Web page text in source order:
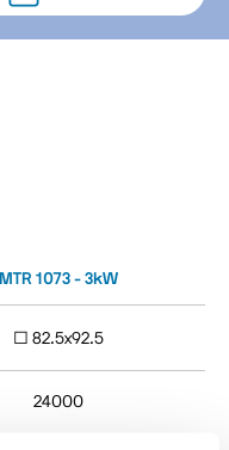
MTR 1073 - 3kW
□ 82.5x92.5
24000